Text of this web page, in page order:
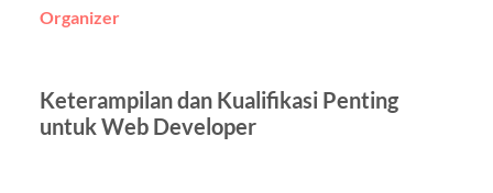
Organizer
Keterampilan dan Kualifikasi Penting
untuk Web Developer